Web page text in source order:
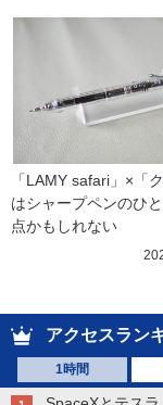
「LAMY safari」×「
はシャープペンのひ
点かもしれない
アクセスラン
1時間